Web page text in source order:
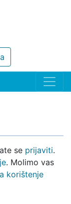
se prijaviti.
. Molimo vas
korištenje